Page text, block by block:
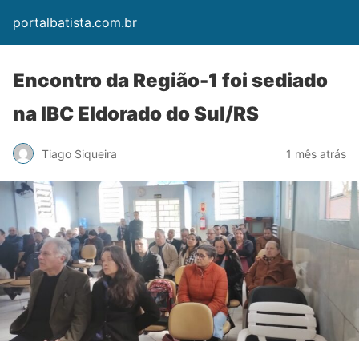
portalbatista.com.br
Encontro da Região-1 foi sediado
na IBC Eldorado do Sul/RS
Tiago Siqueira 1 mês atrás